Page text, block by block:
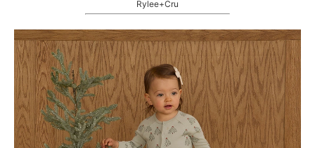
Rylee+Cru